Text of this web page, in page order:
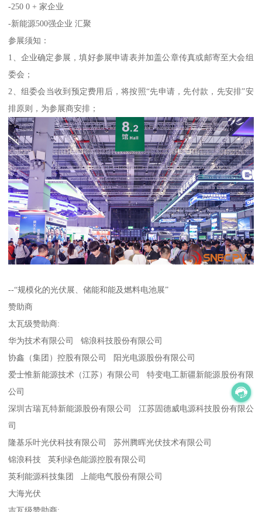
-250 0 + 家企业
-新能源500强企业 汇聚
参展须知：
1、企业确定参展，填好参展申请表并加盖公章传真或邮寄至大会组
委会；
2、组委会当收到预定费用后，将按照“先申请，先付款，先安排”安
排原则，为参展商安排；
--“规模化的光伏展、储能和能及燃料电池展”
赞助商
太瓦级赞助商:
华为技术有限公司 锦浪科技股份有限公司
协鑫（集团）控股有限公司 阳光电源股份有限公司
爱士惟新能源技术（江苏）有限公司 特变电工新疆新能源股份有限
公司
深圳古瑞瓦特新能源股份有限公司 江苏固德威电源科技股份有限公
司
隆基乐叶光伏科技有限公司 苏州腾晖光伏技术有限公司
锦浪科技 英利绿色能源控股有限公司
英利能源科技集团 上能电气股份有限公司
大海光伏